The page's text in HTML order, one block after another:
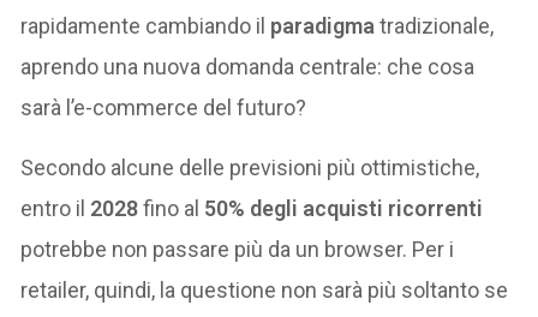
rapidamente cambiando il paradigmatradizionale,
aprendo una nuova domanda centrale: che cosa
sarà l’e-commerce del futuro?
Secondo alcune delle previsioni più ottimistiche,
entro il 2028fino al 50% degli acquisti ricorrenti
potrebbe non passare più da un browser. Per i
retailer, quindi, la questione non sarà più soltanto se